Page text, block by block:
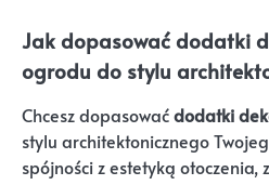
Jak dopasować dodatki
ogrodu do stylu
Chcesz dopasowaćdodatki
stylu architektonicznego
spójności z estetyką